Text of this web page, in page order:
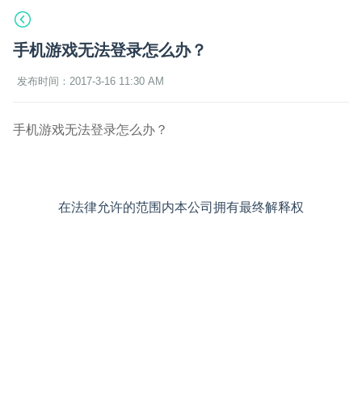
手机游戏无法登录怎么办？
发布时间：2017-3-16 11:30 AM
手机游戏无法登录怎么办？
在法律允许的范围内本公司拥有最终解释权